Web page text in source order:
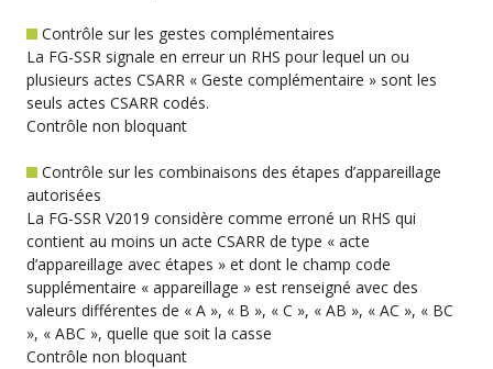
Contrôle sur les gestes complémentaires
La FG-SSR signale en erreur un RHS pour lequel un ou
plusieurs actes CSARR « Geste complémentaire » sont les
seuls actes CSARR codés.
Contrôle non bloquant
Contrôle sur les combinaisons des étapes d’appareillage
autorisées
La FG-SSR V2019 considère comme erroné un RHS qui
contient au moins un acte CSARR de type « acte
d’appareillage avec étapes » et dont le champ code
supplémentaire « appareillage » est renseigné avec des
valeurs différentes de « A », « B », « C », « AB », « AC », « BC
», « ABC », quelle que soit la casse
Contrôle non bloquant